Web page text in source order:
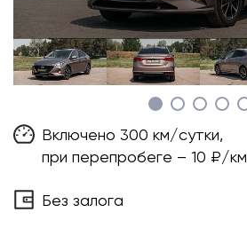
Включено 300 км/сутки,
при перепробеге – 10 ₽/км
Без залога